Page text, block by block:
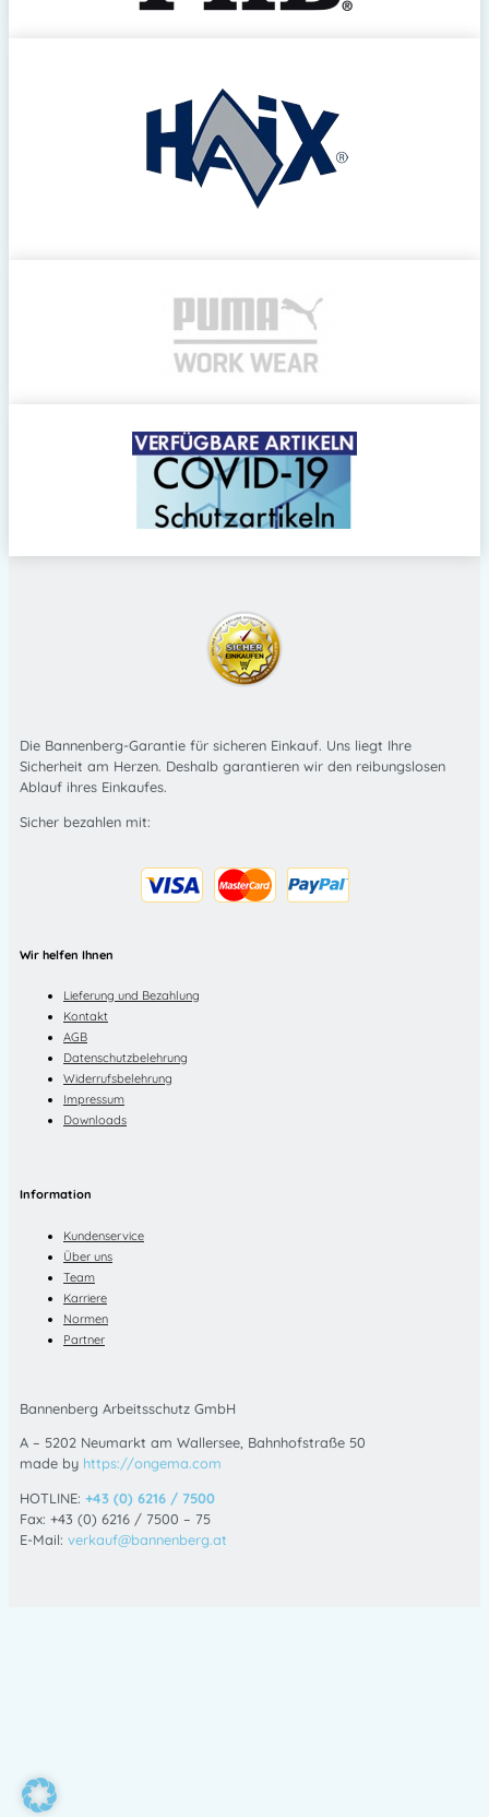
Die Bannenberg-Garantie für sicheren Einkauf. Uns liegt Ihre
Sicherheit am Herzen. Deshalb garantieren wir den reibungslosen
Ablauf ihres Einkaufes.
Sicher bezahlen mit:
Wir helfen Ihnen
Lieferung und Bezahlung
Kontakt
AGB
Datenschutzbelehrung
Widerrufsbelehrung
Impressum
Downloads
Information
Kundenservice
Über uns
Team
Karriere
Normen
Partner
Bannenberg Arbeitsschutz GmbH
A – 5202 Neumarkt am Wallersee, Bahnhofstraße 50
made by https://ongema.com
HOTLINE: +43 (0) 6216 / 7500
Fax: +43 (0) 6216 / 7500 – 75
E-Mail: verkauf@bannenberg.at